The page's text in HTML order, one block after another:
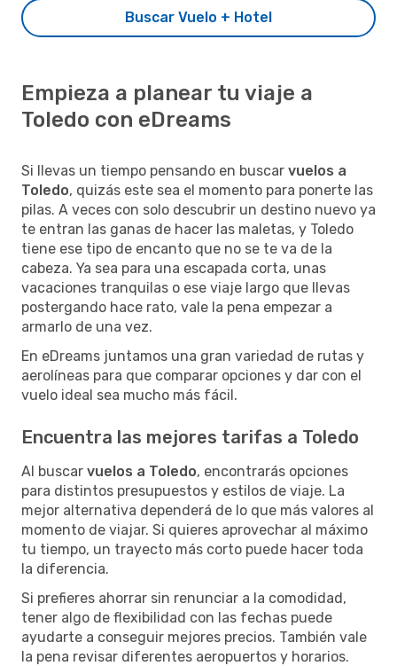
Buscar Vuelo + Hotel
Empieza a planear tu viaje a
Toledo con eDreams
Si llevas un tiempo pensando en buscar vuelos a
Toledo, quizás este sea el momento para ponerte las
pilas. A veces con solo descubrir un destino nuevo ya
te entran las ganas de hacer las maletas, y Toledo
tiene ese tipo de encanto que no se te va de la
cabeza. Ya sea para una escapada corta, unas
vacaciones tranquilas o ese viaje largo que llevas
postergando hace rato, vale la pena empezar a
armarlo de una vez.
En eDreams juntamos una gran variedad de rutas y
aerolíneas para que comparar opciones y dar con el
vuelo ideal sea mucho más fácil.
Encuentra las mejores tarifas a Toledo
Al buscar vuelos a Toledo, encontrarás opciones
para distintos presupuestos y estilos de viaje. La
mejor alternativa dependerá de lo que más valores al
momento de viajar. Si quieres aprovechar al máximo
tu tiempo, un trayecto más corto puede hacer toda
la diferencia.
Si prefieres ahorrar sin renunciar a la comodidad,
tener algo de flexibilidad con las fechas puede
ayudarte a conseguir mejores precios. También vale
la pena revisar diferentes aeropuertos y horarios.